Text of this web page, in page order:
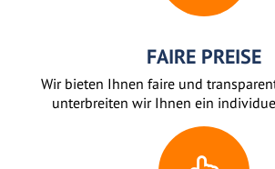
FAIRE PREISE
Wir bieten Ihnen faire und
unterbreiten wir Ihnen ein